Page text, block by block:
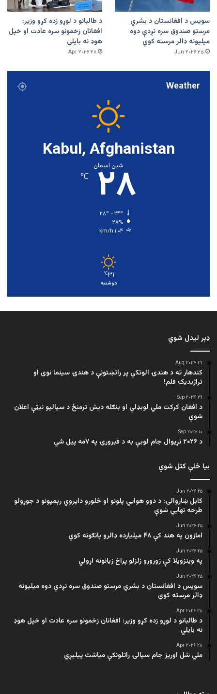
سویس د افغانستان د بشري
مرستو صندوق سره نږدې دوه
میلیونه ډالر مرسته کوي
۲۵ Jun ۲۰۲۶
د طالبانو د لوړو زده کړو وزیر:
افغانان زخمونو سره عادت او خپل
هوډ نه بایلي
۲۸ Apr ۲۰۲۶
Weather
Kabul, Afghanistan
شین اسمان
۲۸ ℃
۲۸%
۱.۰۴ km/h
۳۱℃
دوشنبه
ډېر لیدل شوي
۳۱ Aug ۲۰۲۴
کندهار ته د هندۍ الوتکې پر راتښتونې د هندۍ سینما نوی او
تراژيديک فلم!
۲۹ Sep ۲۰۲۴
د افغان کرکت ملي لوبډلې او بنګله دیش ترمنځ د سیالیو نیټې اعلان
شوې
۱۰ Sep ۲۰۲۵
د ۲۰۲۶ نړیوال جام لوبې به د فبرورۍ په ۷مه پیل شي
بیا ځلې کتل شوي
۲۵ Jun ۲۰۲۶
کابل ښاروالۍ: د دوو هوايي پلونو او څلورو دایروي رېمپونو د جوړولو
طرحه نهایي شوې
۲۵ Jun ۲۰۲۶
امازون په هند کې ۴۸ میلیارده ډالرو پانګونه کوي
۲۵ Jun ۲۰۲۶
په وینزویلا کې زورورو زلزلو پراخ زیانونه اړولي
۲۵ Jun ۲۰۲۶
سویس د افغانستان د بشري مرستو صندوق سره نږدې دوه میلیونه
ډالر مرسته کوي
۲۸ Apr ۲۰۲۶
د طالبانو د لوړو زده کړو وزیر: افغانان زخمونو سره عادت او خپل هوډ
نه بایلي
۲۸ Apr ۲۰۲۶
ملي شل اوریز جام سیالۍ راتلونکې میاشت پیلېږي